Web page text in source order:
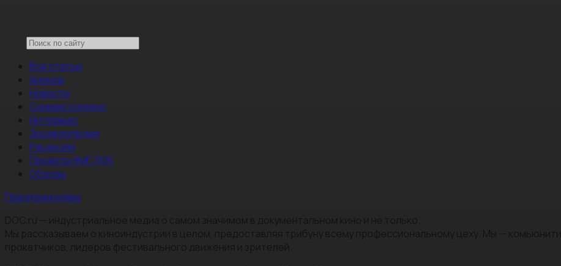
Все статьи
Анонсы
Новости
Снимается кино
Интервью
Энциклопедия
Рецензии
Проекты НМГ ДОК
Обзоры
Предложи идею